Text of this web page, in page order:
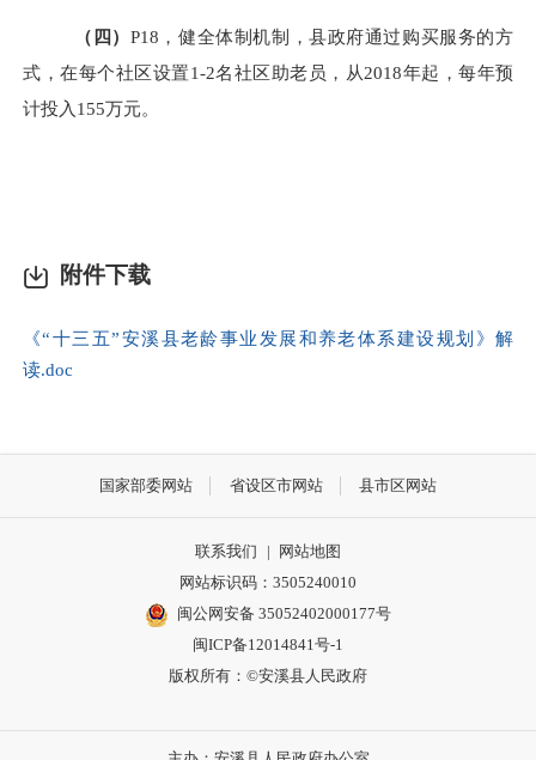
（四） P18 ，健全体制机制，县政府通过购买服务的方
式，在每个社区设置1-2名社区助老员，从2018年起，每年预
计投入 155万元。
附件下载
《“十三五”安溪县老龄事业发展和养老体系建设规划》解
读.doc
国家部委网站 省设区市网站 县市区网站
联系我们 |
网站地图
网站标识码：3505240010
闽公网安备 35052402000177号
闽ICP备12014841号-1
版权所有：©安溪县人民政府